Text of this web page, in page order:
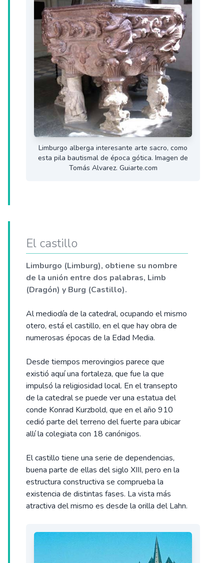
Limburgo alberga interesante arte sacro, como
esta pila bautismal de época gótica. Imagen de
Tomás Alvarez. Guiarte.com
El castillo
Limburgo (Limburg), obtiene su nombre
de la unión entre dos palabras, Limb
(Dragón) y Burg (Castillo).
Al mediodía de la catedral, ocupando el mismo
otero, está el castillo, en el que hay obra de
numerosas épocas de la Edad Media.
Desde tiempos merovingios parece que
existió aquí una fortaleza, que fue la que
impulsó la religiosidad local. En el transepto
de la catedral se puede ver una estatua del
conde Konrad Kurzbold, que en el año 910
cedió parte del terreno del fuerte para ubicar
allí la colegiata con 18 canónigos.
El castillo tiene una serie de dependencias,
buena parte de ellas del siglo XIII, pero en la
estructura constructiva se comprueba la
existencia de distintas fases. La vista más
atractiva del mismo es desde la orilla del Lahn.